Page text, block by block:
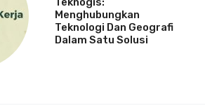
Menghubungkan
Teknologi Dan Geografi
Dalam Satu Solusi